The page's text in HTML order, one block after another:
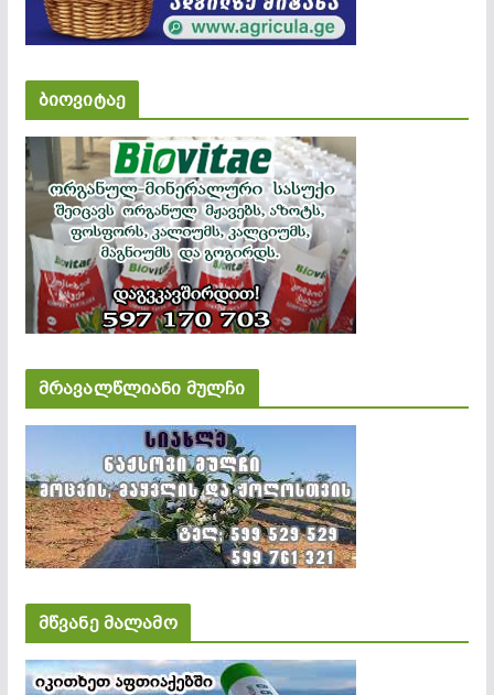
ბიოვიტაე
მრავალწლიანი მულჩი
მწვანე მალამო